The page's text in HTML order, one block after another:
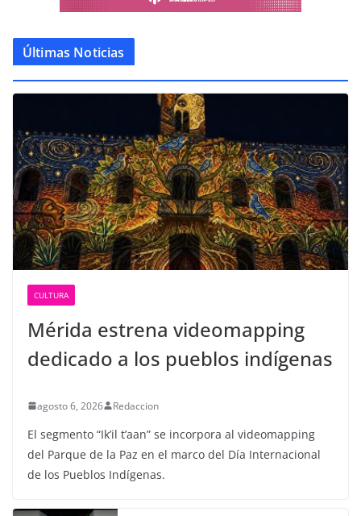
Últimas Noticias
CULTURA
Mérida estrena videomapping
dedicado a los pueblos indígenas
agosto 6, 2026 Redaccion
El segmento “Ik’il t’aan” se incorpora al videomapping
del Parque de la Paz en el marco del Día Internacional
de los Pueblos Indígenas.